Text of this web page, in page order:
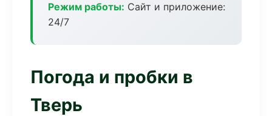
Режим работы: Сайт и приложение:
24/7
Погода и пробки в
Тверь